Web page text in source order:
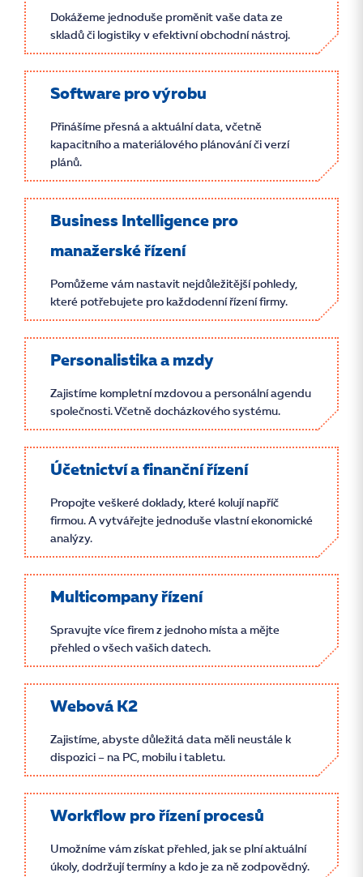
Dokážeme jednoduše proměnit vaše data ze
skladů či logistiky v efektivní obchodní nástroj.
Software pro výrobu
Přinášíme přesná a aktuální data, včetně
kapacitního a materiálového plánování či verzí
plánů.
Business Intelligence pro
manažerské řízení
Pomůžeme vám nastavit nejdůležitější pohledy,
které potřebujete pro každodenní řízení firmy.
Personalistika a mzdy
Zajistíme kompletní mzdovou a personální agendu
společnosti. Včetně docházkového systému.
Účetnictví a finanční řízení
Propojte veškeré doklady, které kolují napříč
firmou. A vytvářejte jednoduše vlastní ekonomické
analýzy.
Multicompany řízení
Spravujte více firem z jednoho místa a mějte
přehled o všech vašich datech.
Webová K2
Zajistíme, abyste důležitá data měli neustále k
dispozici – na PC, mobilu i tabletu.
Workflow pro řízení procesů
Umožníme vám získat přehled, jak se plní aktuální
úkoly, dodržují termíny a kdo je za ně zodpovědný.